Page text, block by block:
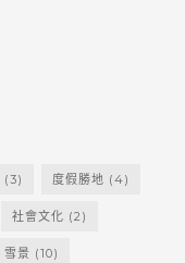
(3) 度假勝地 (4)
社會文化 (2)
雪景 (10)